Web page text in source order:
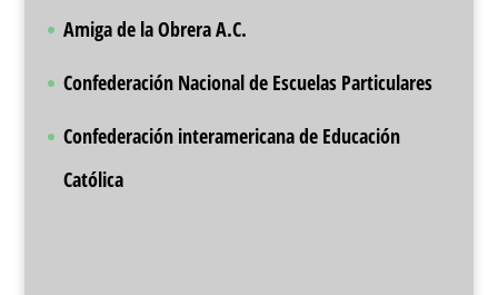
Amiga de la Obrera A.C.
Confederación Nacional de Escuelas Particulares
Confederación interamericana de Educación
Católica